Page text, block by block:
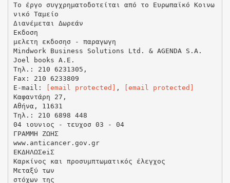
Το έργο συγχρηματοδοτείται από το Ευρωπαϊκό Κοινω
νικό Ταμείο
Διανέμεται Δωρεάν
Εκδοση
μελετη εκδοσησ - παραγωγη
Mindwork Business Solutions Ltd. & AGENDA S.A.
Joel books A.E.
Τηλ.: 210 6231305,
Fax: 210 6233809
E-mail:
[email protected] , [email protected]